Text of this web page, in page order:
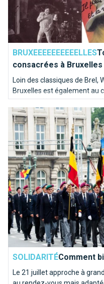
BRUXEEEEEEEEEELLES
consacrées à Bruxelles
Loin des classiques de Brel,
Bruxelles est également au
connues. Nous avons
capitale de l'Europe pour en
SOLIDARITÉComment
Le 21 juillet approche à
Comment bien fêter la